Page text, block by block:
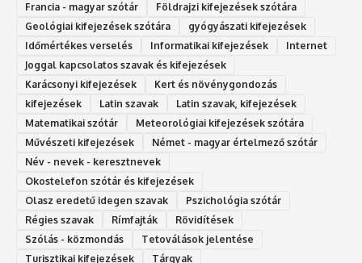
Francia - magyar szótár
Földrajzi kifejezések szótára
Geológiai kifejezések szótára
gyógyászati kifejezések
Időmértékes verselés
Informatikai kifejezések
Internet
Joggal kapcsolatos szavak és kifejezések
Karácsonyi kifejezések
Kert és növénygondozás
kifejezések
Latin szavak
Latin szavak, kifejezések
Matematikai szótár
Meteorológiai kifejezések szótára
Művészeti kifejezések
Német - magyar értelmező szótár
Név - nevek - keresztnevek
Okostelefon szótár és kifejezések
Olasz eredetű idegen szavak
Ps‮gólohciz‬ia s‮átóz‬r
Régies szavak
Rímfajták
Rövidítések
Szólás - közmondás
Tetoválások jelentése
Turisztikai kifejezések
Tárgyak